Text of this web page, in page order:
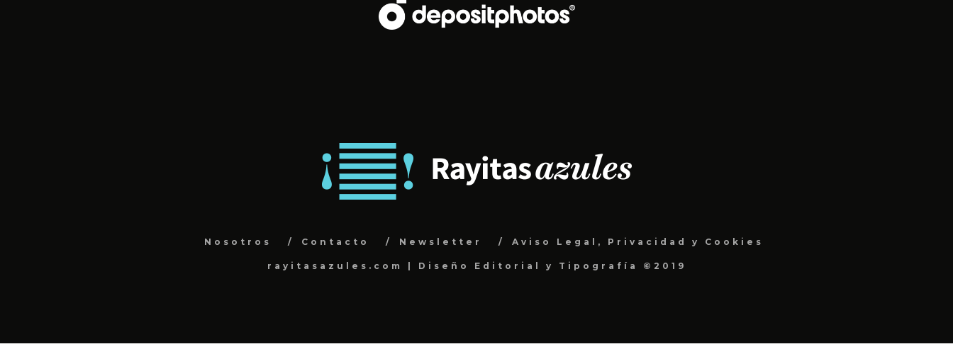
Nosotros Contacto Newsletter Aviso Legal, Privacidad y Cookies
rayitasazules.com | Diseño Editorial y Tipografía ©2019